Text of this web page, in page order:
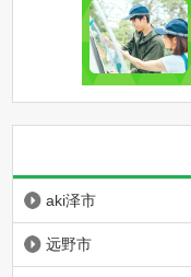
aki泽市
远野市